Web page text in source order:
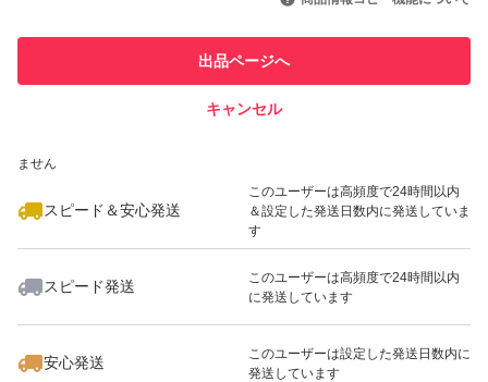
での取引実績があります
ません
スピード＆安心発送
このユーザーは高頻度で24時間以内
＆設定した発送日数内に発送していま
す
スピード発送
このユーザーは高頻度で24時間以内
に発送しています
安心発送
このユーザーは設定した発送日数内に
発送しています
出品ページへ
キャンセル
いいね！
1,659